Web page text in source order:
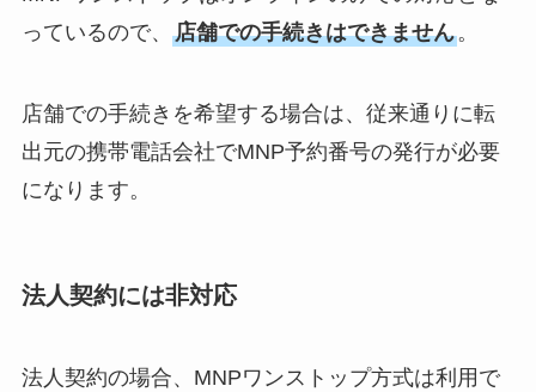
っているので、 店舗での手続きはできません。
店舗での手続きを希望する場合は、従来通りに転
出元の携帯電話会社でMNP予約番号の発行が必要
になります。
法人契約には非対応
法人契約の場合、MNPワンストップ方式は利用で